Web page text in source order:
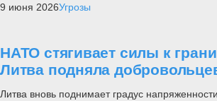
9 июня 2026Угрозы
НАТО стягивает силы к
Литва подняла
Литва вновь поднимает градус